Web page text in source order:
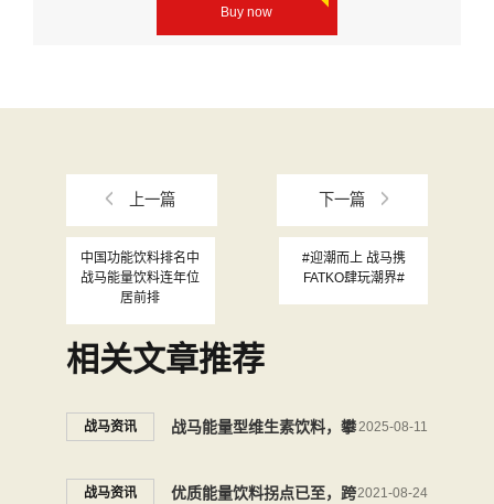
Buy now
上一篇
中国功能饮料排名中
战马能量饮料连年位
居前排
下一篇
#迎潮而上 战马携
FATKO肆玩潮界#
相关文章推荐
战马资讯 战马能量型维生素饮料，攀
岩补充能量标配能量搭子
2025-08-11
战马资讯 优质能量饮料拐点已至，跨2021-08-24